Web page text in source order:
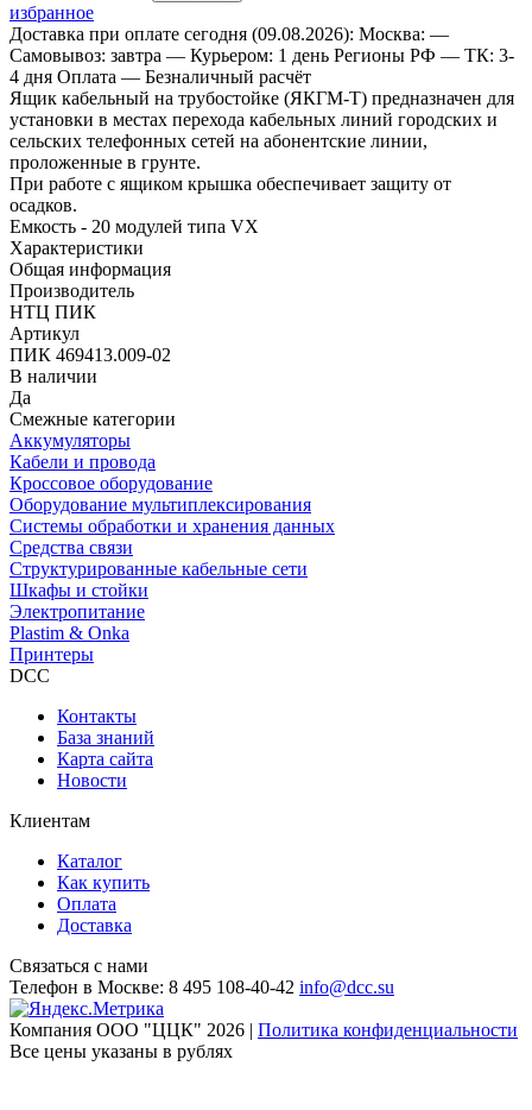
избранное
Доставка при оплате сегодня (09.08.2026): Москва: —
Самовывоз: завтра — Курьером: 1 день Регионы РФ — ТК: 3-
4 дня Оплата — Безналичный расчёт
Ящик кабельный на трубостойке (ЯКГМ-Т) предназначен для
установки в местах перехода кабельных линий городских и
сельских телефонных сетей на абонентские линии,
проложенные в грунте.
При работе с ящиком крышка обеспечивает защиту от
осадков.
Емкость - 20 модулей типа VX
Характеристики
Общая информация
Производитель
НТЦ ПИК
Артикул
ПИК 469413.009-02
В наличии
Да
Смежные категории
Аккумуляторы
Кабели и провода
Кроссовое оборудование
Оборудование мультиплексирования
Системы обработки и хранения данных
Средства связи
Структурированные кабельные сети
Шкафы и стойки
Электропитание
Plastim & Onka
Принтеры
DCC
Контакты
База знаний
Карта сайта
Новости
Клиентам
Каталог
Как купить
Оплата
Доставка
Связаться с нами
Телефон в Москве: 8 495 108-40-42 info@dcc.su
Компания ООО "ЦЦК" 2026 | Политика конфиденциальности
Все цены указаны в рублях